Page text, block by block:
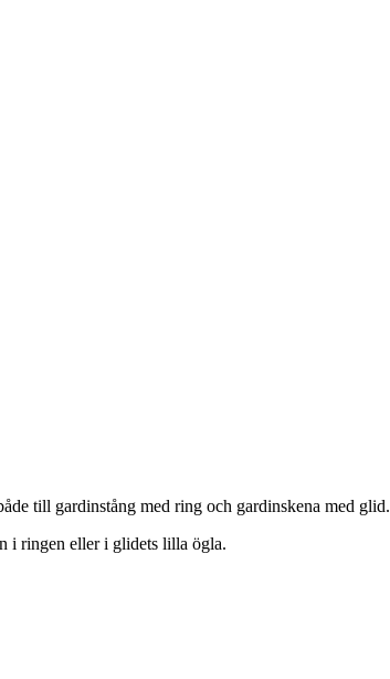
till gardinstång med ring och gardinskena med glid.
i ringen eller i glidets lilla ögla.